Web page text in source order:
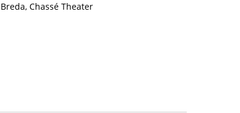
Breda, Chassé Theater